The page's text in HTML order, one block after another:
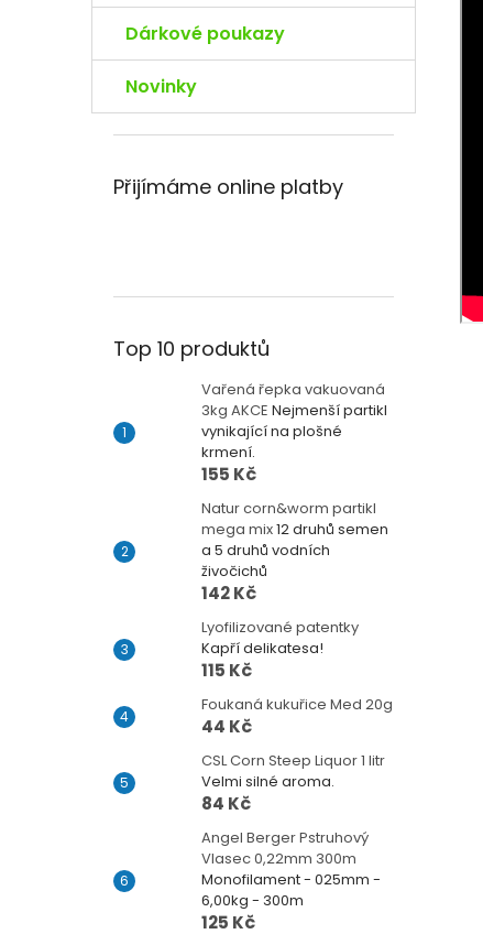
Dárkové poukazy
Novinky
Přijímáme online platby
Top 10 produktů
Vařená řepka vakuovaná
3kg AKCE Nejmenší partikl
vynikající na plošné
krmení.
155 Kč
Natur corn&worm partikl
mega mix12 druhů semen
a 5 druhů vodních
živočichů
142 Kč
Lyofilizované patentky
Kapří delikatesa!
115 Kč
Foukaná kukuřice Med 20g
44 Kč
CSL Corn Steep Liquor 1 litr
Velmi silné aroma.
84 Kč
Angel Berger Pstruhový
Vlasec 0,22mm 300m
Monofilament - 025mm -
6,00kg - 300m
125 Kč